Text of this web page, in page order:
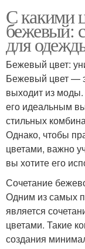
С какими
бежевый:
для
Бежевый цвет:
Бежевый цвет —
выходит из моды.
его идеальным
стильных
Однако, чтобы
цветами, важно
вы хотите его
Сочетание
Одним из самых
является
цветами. Такие
создания